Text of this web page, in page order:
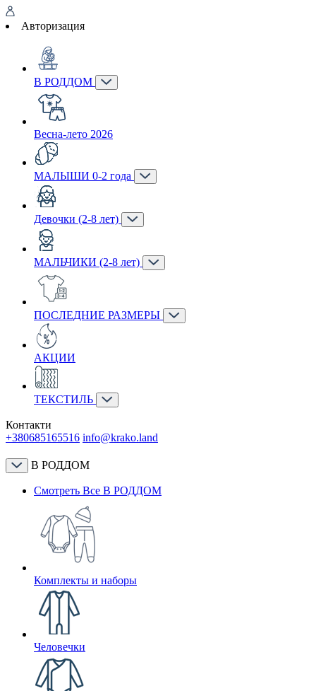
Авторизация
В РОДДОМ
Весна-лето 2026
МАЛЫШИ 0-2 года
Девочки (2-8 лет)
МАЛЬЧИКИ (2-8 лет)
ПОСЛЕДНИЕ РАЗМЕРЫ
АКЦИИ
ТЕКСТИЛЬ
Контакти
+380685165516 info@krako.land
В РОДДОМ
Смотреть Все В РОДДОМ
Комплекты и наборы
Человечки